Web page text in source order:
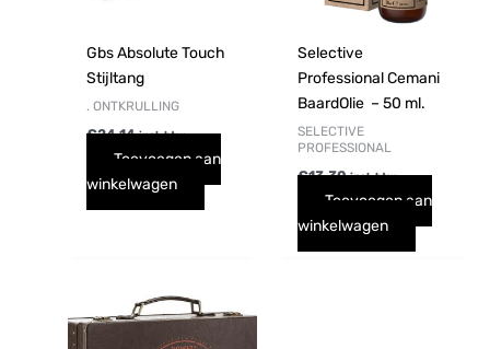
Gbs Absolute Touch
Stijltang
. ONTKRULLING
€24,14 incl. btw
Toevoegen aan
winkelwagen
Selective
Professional Cemani
BaardOlie – 50 ml.
SELECTIVE
PROFESSIONAL
€13,30 incl. btw
Toevoegen aan
winkelwagen